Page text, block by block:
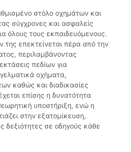
στόλο οχημάτων και
σύγχρονες και ασφαλείς
όλους τους εκπαιδευόμενους.
της επεκτείνεται πέρα από την
περιλαμβάνοντας
πεδίων για
οχήματα,
καθώς και διαδικασίες
επίσης η δυνατότητα
υποστήριξη, ενώ η
στην εξατομίκευση,
δεξιότητες σε οδηγούς κάθε